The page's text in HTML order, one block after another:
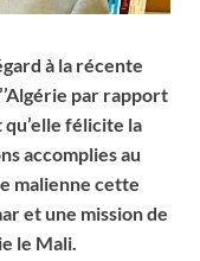
à la récente
par rapport
félicite la
accomplies au
malienne cette
et une mission de
le Mali.